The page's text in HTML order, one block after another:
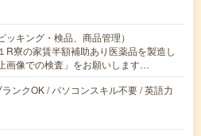
ッキング・検品、商品管理）
R寮の家賃半額補助あり医薬品を製造し
画像での検査」をお願いします…
ランクOK / パソコンスキル不要 / 英語力